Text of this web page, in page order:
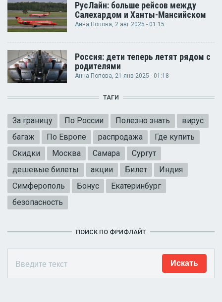
РусЛайн: больше рейсов между
Салехардом и Ханты-Мансийском
Анна Попова, 2 авг 2025 - 01:15
Россия: дети теперь летят рядом с
родителями
Анна Попова , 21 янв 2025 - 01:18
ТАГИ
За границу По России Полезно знать
вирус
багаж
По Европе распродажа
Где купить
Скидки
Москва Самара
Сургут
дешевые билеты
акции Билет
Индия
Симферополь
Бонус
Екатеринбург
безопасность
ПОИСК ПО ФРИФЛАЙТ